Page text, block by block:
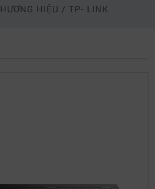
HIỆU / TP- LINK